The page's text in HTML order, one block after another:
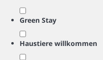
Green Stay
Haustiere willkommen